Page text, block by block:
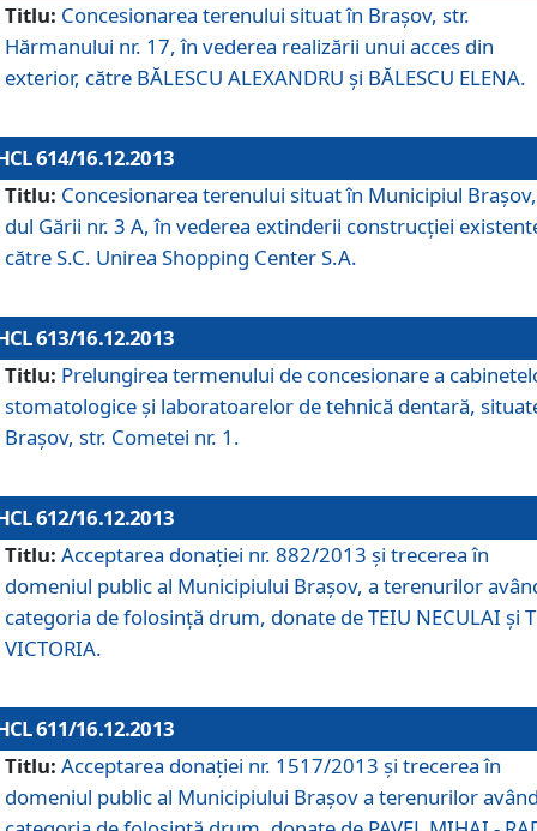
Titlu: Concesionarea terenului situat în Braşov, str.
Hărmanului nr. 17, în vederea realizării unui acces din
exterior, către BĂLESCU ALEXANDRU şi BĂLESCU ELENA.
614/16.12.2013
Titlu: Concesionarea terenului situat în Municipiul
dul Gării nr. 3 A, în vederea extinderii construcţiei
către S.C. Unirea Shopping Center S.A.
613/16.12.2013
Titlu: Prelungirea termenului de concesionare a
stomatologice şi laboratoarelor de tehnică dentară,
Braşov, str. Cometei nr. 1.
612/16.12.2013
Titlu: Acceptarea donaţiei nr. 882/2013 şi trecerea în
domeniul public al Municipiului Braşov, a terenurilor
categoria de folosinţă drum, donate de TEIU NECULAI şi
VICTORIA.
611/16.12.2013
Titlu: Acceptarea donaţiei nr. 1517/2013 şi trecerea în
domeniul public al Municipiului Braşov a terenurilor